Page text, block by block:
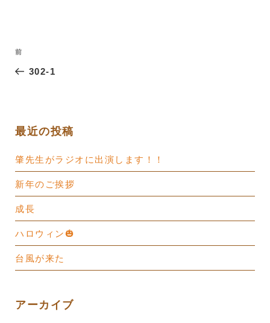
投
ナ
ー
ョ
ン
過
去
前
302-1
最近の投稿
肇先生がラジオに出演します！！
新年のご挨拶
成長
ハロウィン🎃
台風が来た
アーカイブ